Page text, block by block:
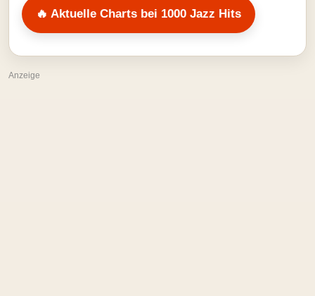
🔥 Aktuelle Charts bei 1000 Jazz Hits
Anzeige